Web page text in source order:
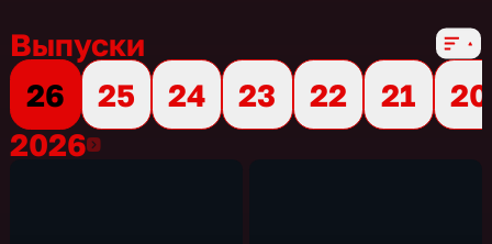
Выпуски
26
25 24 23 22 21
20
20262026